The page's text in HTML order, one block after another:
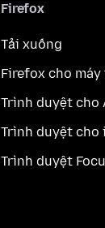
Firefox
Tải xuống
Firefox cho máy
Trình duyệt cho
Trình duyệt cho
Trình duyệt